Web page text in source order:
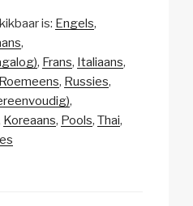
at
s
A
p
p
a
p
c
h
e
is: Engels
Frans Italiaans
Roemeens Russies
Koreaans Pools Thai